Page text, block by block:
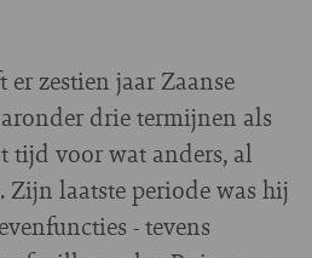
zestien jaar Zaanse
drie termijnen als
tijd voor wat anders, al
laatste periode was hij
- tevens